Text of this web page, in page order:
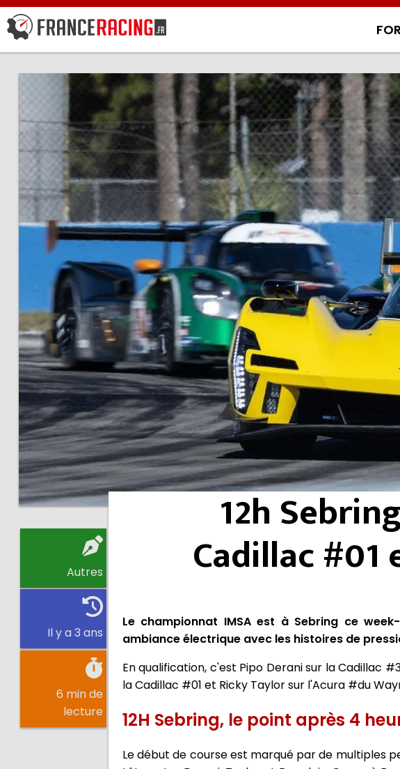
Autres
Il y a 3 ans
6 min de
lecture
12h
Cadillac
Le championnat IMSA est à Sebring ce
ambiance électrique avec les histoires de
En qualification, c'est Pipo Derani sur la Cadillac
la Cadillac #01 et Ricky Taylor sur l'Acura #du
12H Sebring, le point après 4
Le début de course est marqué par de multiples